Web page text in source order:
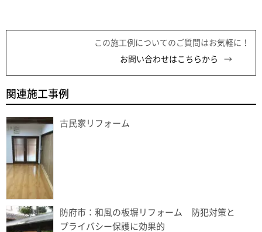
この施工例についてのご質問はお気軽に！
お問い合わせはこちらから
関連施工事例
古民家リフォーム
防府市：和風の板塀リフォーム 防犯対策と
プライバシー保護に効果的